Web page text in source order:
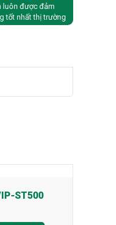
luôn được đảm
tốt nhất thị trường
ST500